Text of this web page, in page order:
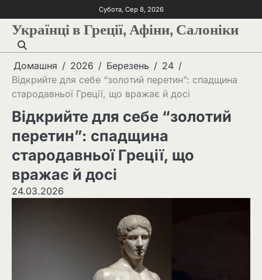
Субота, Сер 8, 2026
Українці в Греції, Афіни, Салоніки
Домашня 2026 Березень
24
Відкрийте для себе “золотий перетин”: спадщина
стародавньої Греції, що вражає й досі
Відкрийте для себе “золотий
перетин”: спадщина
стародавньої Греції, що
вражає й досі
24.03.2026